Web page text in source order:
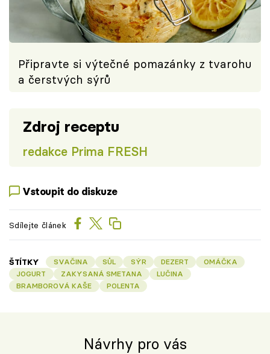
Připravte si výtečné pomazánky z tvarohu
a čerstvých sýrů
Zdroj receptu
redakce Prima FRESH
Vstoupit do diskuze
Sdílejte článek
ŠTÍTKY SVAČINA SŮL SÝR DEZERT
OMÁČKA
JOGURT
ZAKYSANÁ SMETANA
LUČINA
BRAMBOROVÁ KAŠE
POLENTA
Návrhy pro vás